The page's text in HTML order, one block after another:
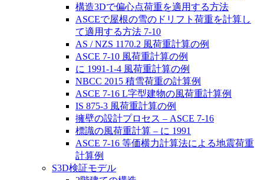
構造3Dで偏心点荷重を適用する方法
ASCEで屋根の雪のドリフト荷重を計算し
て適用する方法 7-10
AS / NZS 1170.2 風荷重計算の例
ASCE 7-10 風荷重計算の例
に 1991-1-4 風荷重計算の例
NBCC 2015 積雪荷重の計算例
ASCE 7-16 L字型建物の風荷重計算例
IS 875-3 風荷重計算の例
擁壁の設計プロセス – ASCE 7-16
標識の風荷重計算 – に 1991
ASCE 7-16 等価横力計算法による地震荷重
計算例
S3D検証モデル